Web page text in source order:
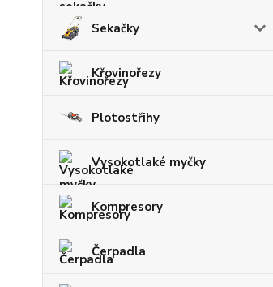
Sekačky
Křovinořezy
Plotostřihy
Vysokotlaké myčky
Kompresory
Čerpadla